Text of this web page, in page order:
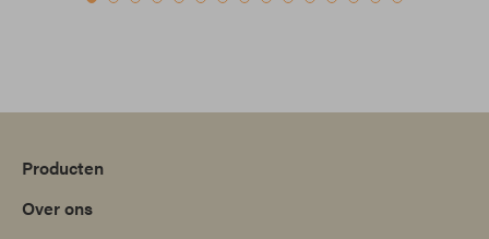
Producten
Over ons